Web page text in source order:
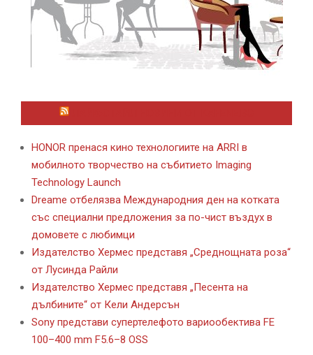
HONOR пренася кино технологиите на ARRI в
мобилното творчество на събитието Imaging
Technology Launch
Dreame отбелязва Международния ден на котката
със специални предложения за по-чист въздух в
домовете с любимци
Издателство Хермес представя „Среднощната роза“
от Лусинда Райли
Издателство Хермес представя „Песента на
дълбините“ от Кели Андерсън
Sony представи супертелефото вариообектива FE
100–400 mm F5.6–8 OSS